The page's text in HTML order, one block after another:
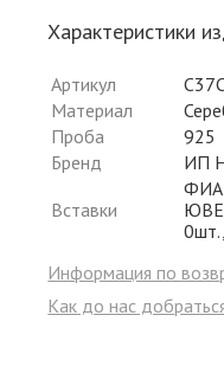
Характеристики
Артикул
Материал
Проба
925
Бренд
ИП
Вставки
Информация по
Как до нас